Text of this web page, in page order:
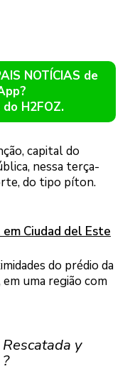
NOTÍCIAS de
H2FOZ.
capital do
nessa terça-
do tipo píton.
Ciudad del Este
do prédio da
uma região com
y